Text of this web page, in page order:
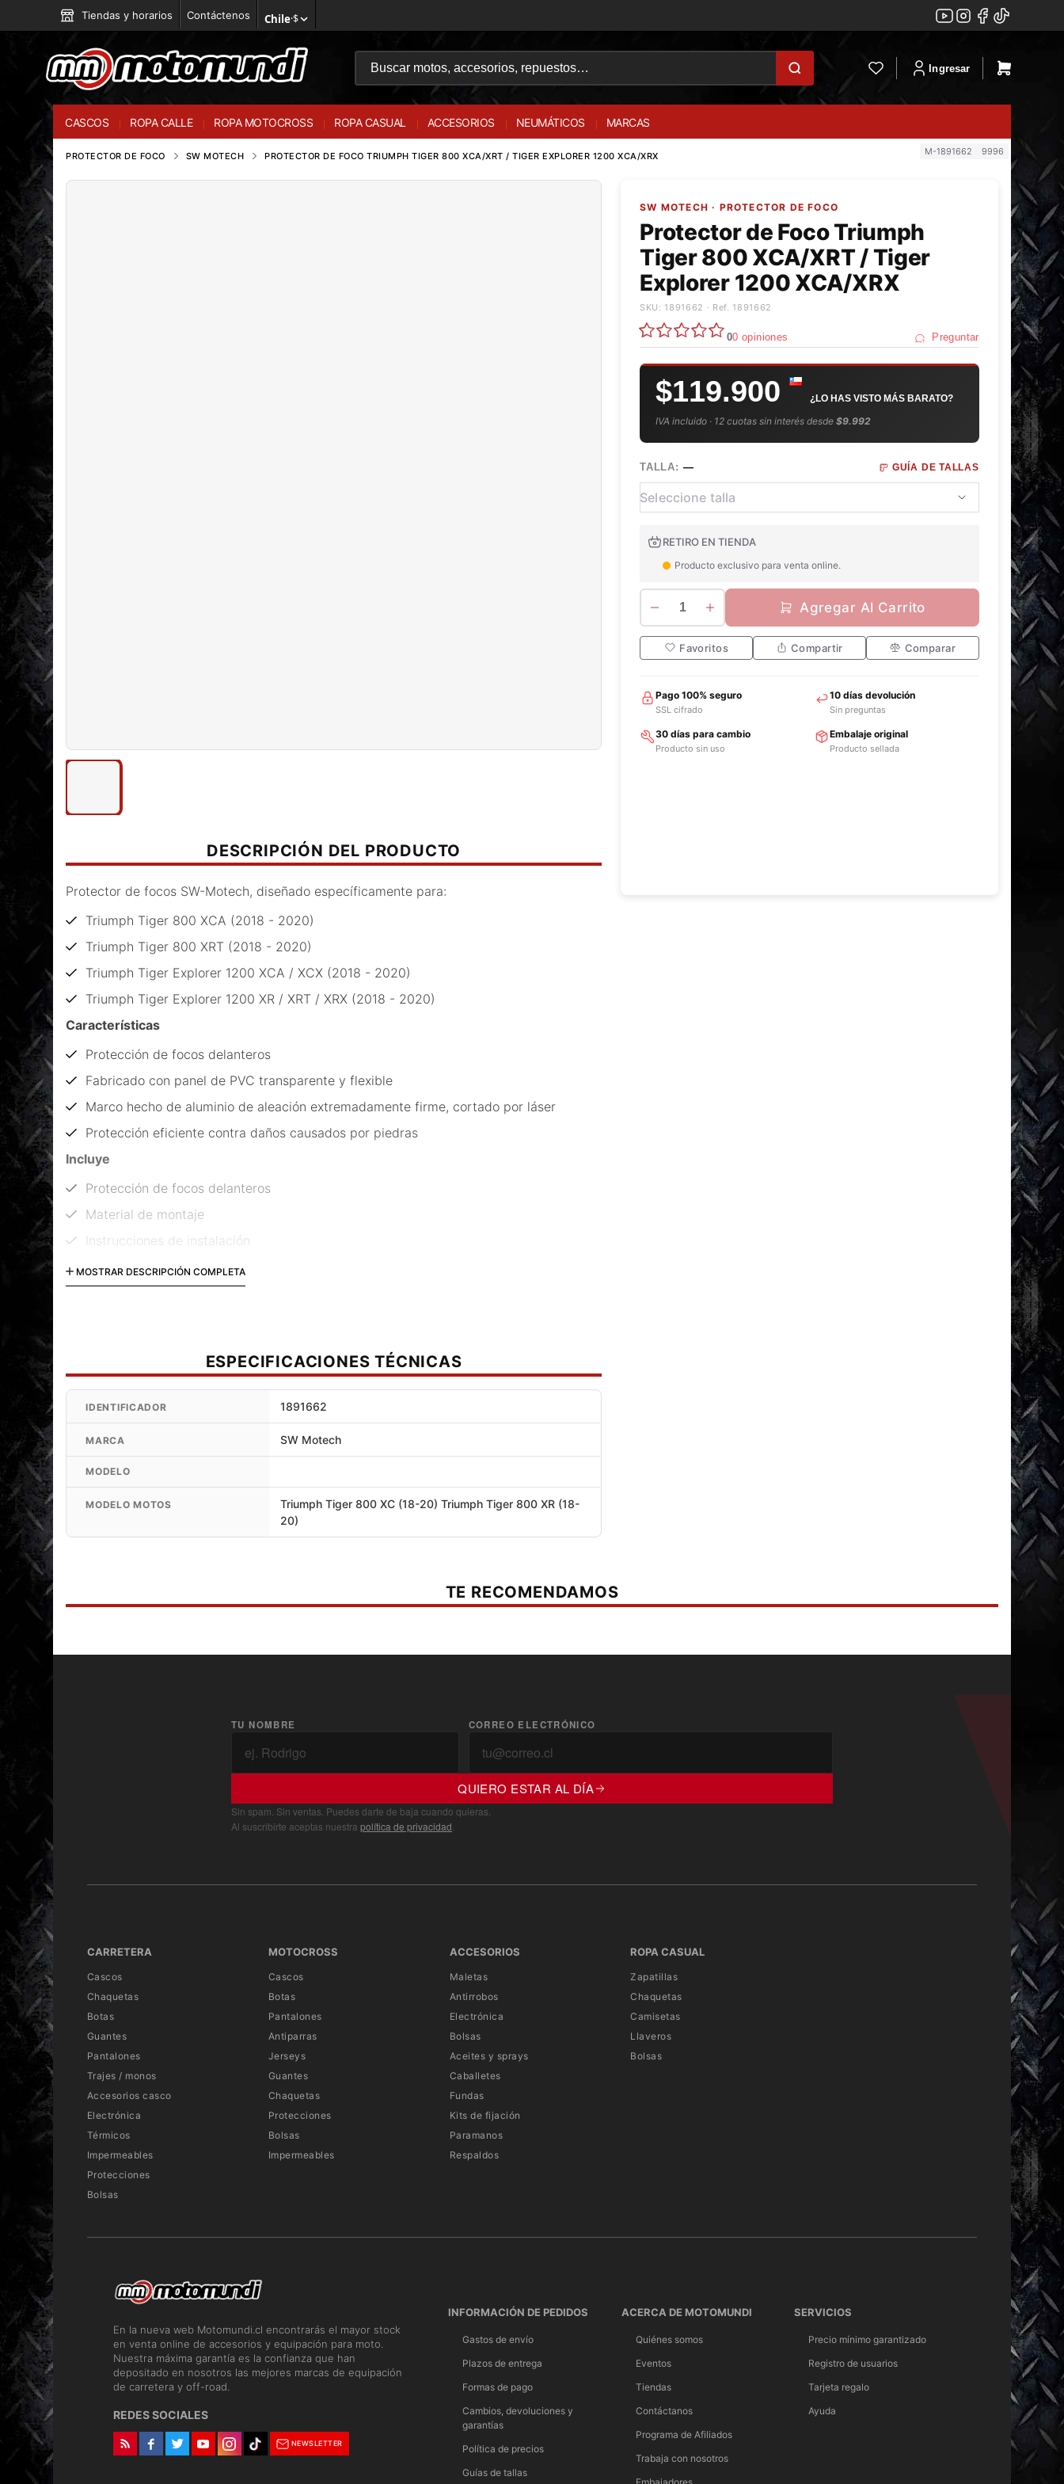
Tiendas y horarios Contáctenos Chile·$
Ingresar
CASCOS ROPA CALLE ROPA MOTOCROSS ROPA CASUAL ACCESORIOS NEUMÁTICOS MARCAS
PROTECTOR DE FOCO SW MOTECH PROTECTOR DE FOCO TRIUMPH TIGER 800 XCA/XRT / TIGER EXPLORER 1200 XCA/XRX M-1891662 9996
DESCRIPCIÓN DEL PRODUCTO
Protector de focos SW-Motech, diseñado específicamente para:
Triumph Tiger 800 XCA (2018 - 2020)
Triumph Tiger 800 XRT (2018 - 2020)
Triumph Tiger Explorer 1200 XCA / XCX (2018 - 2020)
Triumph Tiger Explorer 1200 XR / XRT / XRX (2018 - 2020)
Características
Protección de focos delanteros
Fabricado con panel de PVC transparente y flexible
Marco hecho de aluminio de aleación extremadamente firme, cortado por láser
Protección eficiente contra daños causados por piedras
Incluye
Protección de focos delanteros
Material de montaje
Instrucciones de instalación
Código: LPS.11.900.10000/B
MOSTRAR DESCRIPCIÓN COMPLETA
ESPECIFICACIONES TÉCNICAS
IDENTIFICADOR 1891662
MARCA SW Motech
MODELO
MODELO MOTOS
Triumph Tiger 800 XC (18-20) Triumph Tiger 800 XR (18-
20)
SW MOTECH · PROTECTOR DE FOCO
Protector de Foco Triumph
Tiger 800 XCA/XRT / Tiger
Explorer 1200 XCA/XRX
SKU: 1891662 · Ref. 1891662
00 opiniones Preguntar
$119.900 ¿LO HAS VISTO MÁS BARATO?
IVA incluido · 12 cuotas sin interés desde$9.992
TALLA: — GUÍA DE TALLAS
RETIRO EN TIENDA
Producto exclusivo para venta online.
1 Agregar Al Carrito
Favoritos Compartir Comparar
Pago 100% seguro
SSL cifrado
10 días devolución
Sin preguntas
30 días para cambio
Producto sin uso
Embalaje original
Producto sellada
TE RECOMENDAMOS
TU NOMBRE CORREO ELECTRÓNICO
QUIERO ESTAR AL DÍA
Sin spam. Sin ventas. Puedes darte de baja cuando quieras.
Al suscribirte aceptas nuestra política de privacidad
CARRETERA
Cascos
Chaquetas
Botas
Guantes
Pantalones
Trajes / monos
Accesorios casco
Electrónica
Térmicos
Impermeables
Protecciones
Bolsas
MOTOCROSS
Cascos
Botas
Pantalones
Antiparras
Jerseys
Guantes
Chaquetas
Protecciones
Bolsas
Impermeables
ACCESORIOS
Maletas
Antirrobos
Electrónica
Bolsas
Aceites y sprays
Caballetes
Fundas
Kits de fijación
Paramanos
Respaldos
ROPA CASUAL
Zapatillas
Chaquetas
Camisetas
Llaveros
Bolsas
En la nueva web Motomundi.cl encontrarás el mayor stock
en venta online de accesorios y equipación para moto.
Nuestra máxima garantía es la confianza que han
depositado en nosotros las mejores marcas de equipación
de carretera y off-road.
REDES SOCIALES
NEWSLETTER
INFORMACIÓN DE PEDIDOS
Gastos de envío
Plazos de entrega
Formas de pago
Cambios, devoluciones y
garantías
Política de precios
Guías de tallas
ACERCA DE MOTOMUNDI
Quiénes somos
Eventos
Tiendas
Contáctanos
Programa de Afiliados
Trabaja con nosotros
SERVICIOS
Precio mínimo garantizado
Registro de usuarios
Tarjeta regalo
Ayuda